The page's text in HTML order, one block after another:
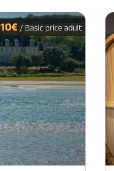
10€/ Basic price adult